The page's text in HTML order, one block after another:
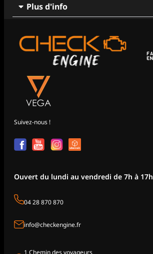
Plus d'info
Suivez-nous !
Ouvert du lundi au vendredi de 7h à 17h
04 28 870 870
info@checkengine.fr
1 Chemin des voyageurs